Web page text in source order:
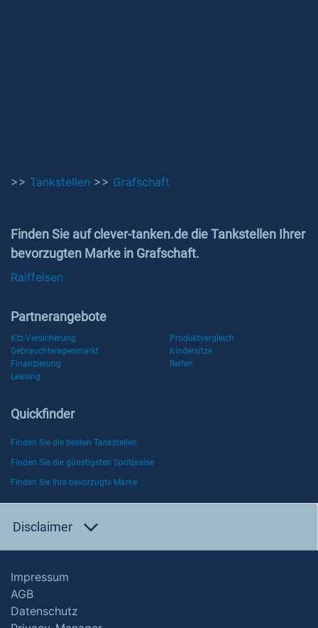
>> Tankstellen >> Grafschaft
Finden Sie auf clever-tanken.de die Tankstellen Ihrer
bevorzugten Marke in Grafschaft.
Raiffeisen
Partnerangebote
Kfz-Versicherung
Produktvergleich
Gebrauchtwagenmarkt
Kindersitze
Finanzierung
Reifen
Leasing
Quickfinder
Finden Sie die besten Tankstellen
Finden Sie die günstigsten Spritpreise
Finden Sie Ihre bevorzugte Marke
Disclaimer
Impressum
AGB
Datenschutz